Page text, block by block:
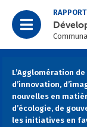
L’Agglomération
d’innovation,
nouvelles en
d’écologie, de
les initiatives en